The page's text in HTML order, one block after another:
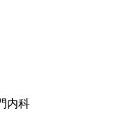
内科